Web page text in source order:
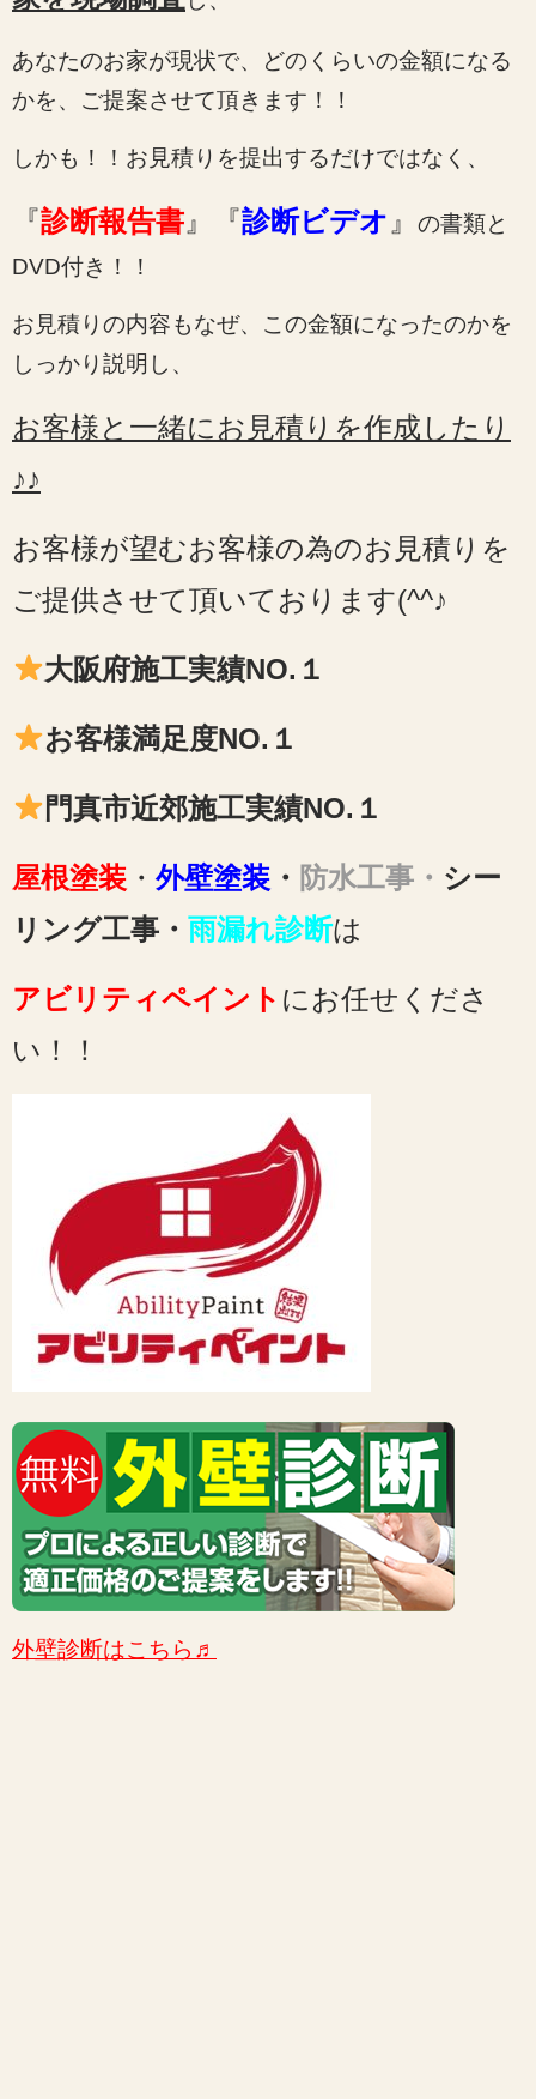
あなたのお家が現状で、どのくらいの金額になる
かを、ご提案させて頂きます！！
しかも！！お見積りを提出するだけではなく、
『診断報告書 』『診断ビデオ 』
の書類と
DVD付き！！
お見積りの内容もなぜ、この金額になったのかを
しっかり説明し、
お客様と一緒にお見積りを作成したり
♪♪
お客様が望むお客様の為のお見積りを
ご提供させて頂いております(^^♪
大阪府施工実績NO.１
お客様満足度NO.１
門真市近郊施工実績NO.１
屋根塗装 ・ 外壁塗装 ・ 防水工事・ シー
リング工事・ 雨漏れ診断は
アビリティペイント にお任せくださ
い！！
外壁診断はこちら♬